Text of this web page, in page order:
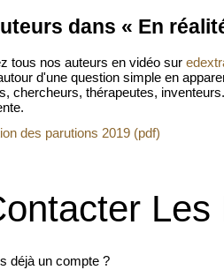
dans « En
tous nos auteurs en vidéo sur
d'une question simple en
chercheurs, thérapeutes,
des parutions 2019 (pdf)
déjà un compte ?